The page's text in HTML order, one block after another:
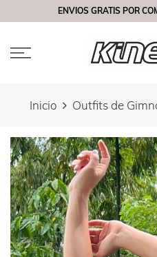
ENVIOS GRATIS POR
Inicio Outfits de